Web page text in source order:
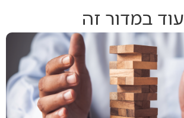
עוד במדור זה